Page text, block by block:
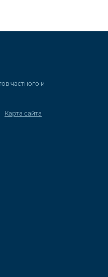
частного и
Карта сайта